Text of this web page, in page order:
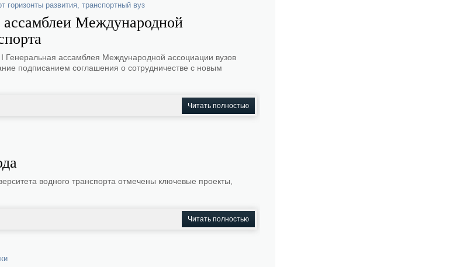
горизонты развития, транспортный вуз
ассамблеи Международной
ассамблея Международной ассоциации вузов
подписанием соглашения о сотрудничестве с новым
Читать полностью
водного транспорта отмечены ключевые проекты,
Читать полностью